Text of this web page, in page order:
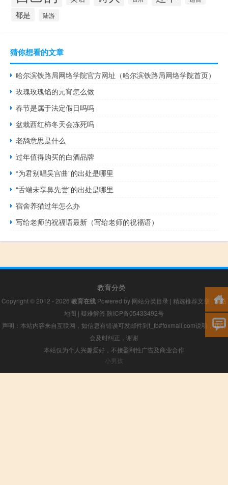
都是 陆游
猜你想看的文章
哈尔滨铁路局网络学院官方网址（哈尔滨铁路局网络学院首页）
玫瑰玫瑰馅的元宵怎么做
春节是属于法定假日吗吗
盆栽西红柿冬天会冻死吗
老鸹意思是什么
过年值得购买的白酒品牌
“为君别唱吴宫曲”的出处是哪里
“舌端未享鼻先尝”的出处是哪里
宿舍养猫过年怎么办
写给老师的祝福语最新（写给老师的祝福语）
教育分类
Copyright © 2012 - 2026 教育在线 Powered by 网站分类目录 | 精选推荐文章 |网站
地图 | 疑难解答 陕ICP备05433492号
声明：本站内容来自互联网，如信息有错误可发邮件到f_fb#foxmail.com说明，我们
会及时纠正，谢谢
本站仅为个人兴趣爱好，不接盈利性广告及商业合作
小男孩